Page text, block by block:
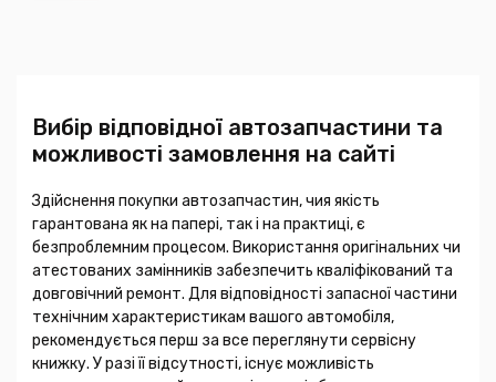
Вибір відповідної автозапчастини та
можливості замовлення на сайті
Здійснення покупки автозапчастин, чия якість
гарантована як на папері, так і на практиці, є
безпроблемним процесом. Використання оригінальних чи
атестованих замінників забезпечить кваліфікований та
довговічний ремонт. Для відповідності запасної частини
технічним характеристикам вашого автомобіля,
рекомендується перш за все переглянути сервісну
книжку. У разі її відсутності, існує можливість